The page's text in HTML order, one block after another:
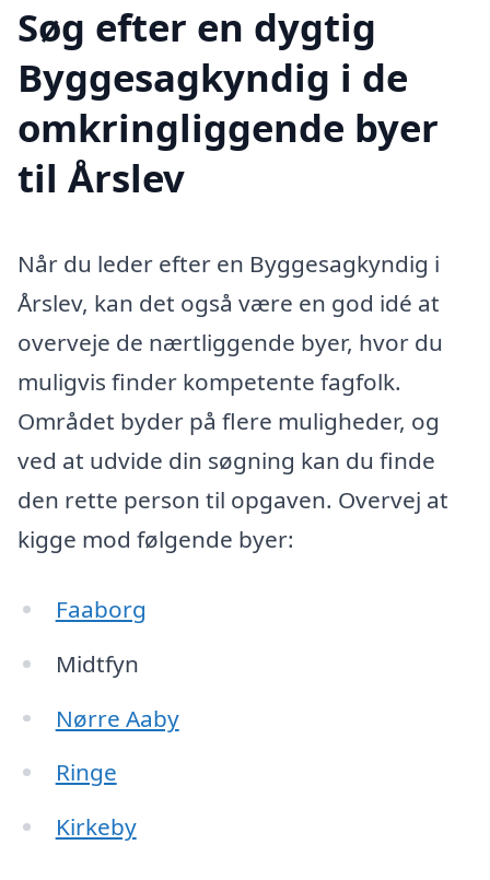
Søg efter en dygtig
Byggesagkyndig i de
omkringliggende byer
til Årslev
Når du leder efter en Byggesagkyndig i
Årslev, kan det også være en god idé at
overveje de nærtliggende byer, hvor du
muligvis finder kompetente fagfolk.
Området byder på flere muligheder, og
ved at udvide din søgning kan du finde
den rette person til opgaven. Overvej at
kigge mod følgende byer:
Faaborg
Midtfyn
Nørre Aaby
Ringe
Kirkeby